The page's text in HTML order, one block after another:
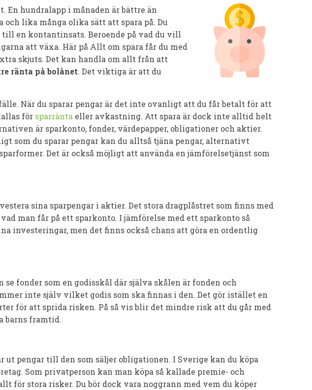
En hundralapp i månaden är bättre än
lika många olika sätt att spara på. Du
till en kontantinsats. Beroende på vad du vill
att växa. Här på Allt om spara får du med
skjuts. Det kan handla om allt från att
ränta på bolånet. Det viktiga är att du
När du sparar pengar är det inte ovanligt att du får betalt för att
för sparränta eller avkastning. Att spara är dock inte alltid helt
är sparkonto, fonder, värdepapper, obligationer och aktier.
som du sparar pengar kan du alltså tjäna pengar, alternativt
Det är också möjligt att använda en jämförelsetjänst som
sina sparpengar i aktier. Det stora dragplåstret som finns med
man får på ett sparkonto. I jämförelse med ett sparkonto så
investeringar, men det finns också chans att göra en ordentlig
fonder som en godisskål där själva skålen är fonden och
inte själv vilket godis som ska finnas i den. Det gör istället en
för att sprida risken. På så vis blir det mindre risk att du går med
barns framtid.
pengar till den som säljer obligationen. I Sverige kan du köpa
Som privatperson kan man köpa så kallade premie- och
för stora risker. Du bör dock vara noggrann med vem du köper